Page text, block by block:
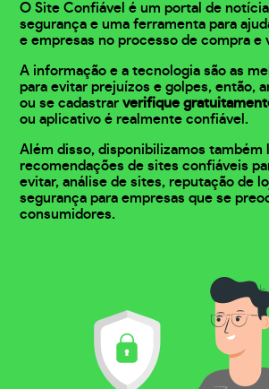
O Site Confiável é um portal de
segurança e uma ferramenta para
e empresas no processo de compra e
A informação e a tecnologia são as
para evitar prejuízos e golpes, então,
ou se cadastrarverifique
ou aplicativo é realmente confiável.
Além disso, disponibilizamos também
recomendações de sites confiáveis
evitar, análise de sites, reputação de
segurança para empresas que se
consumidores.